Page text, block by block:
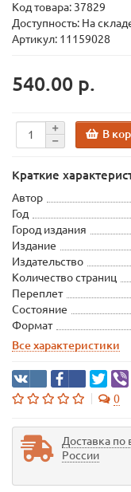
Код товара: 37829
Доступность: На
Артикул: 11159028
540.00 р.
В
Краткие
Автор
Год
Город издания
Издание
Издательство
Количество страниц
Переплет
Состояние
Формат
Все характеристики
0
Доставка по
России